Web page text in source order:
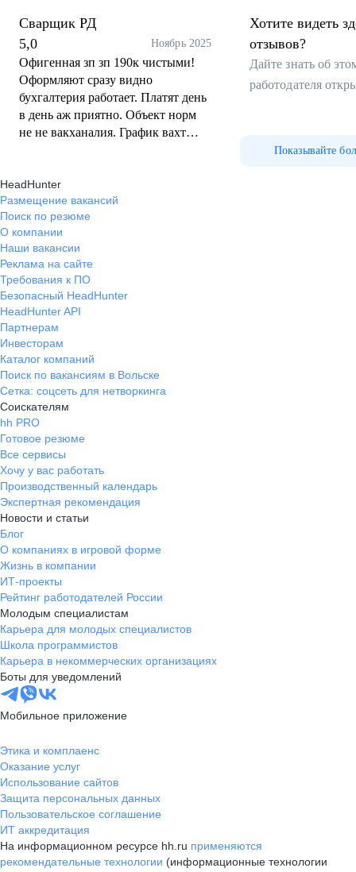
Сварщик РД
5,0
Ноябрь 2025
Офигенная зп зп 190к чистыми!
Оформляют сразу видно
бухгалтерия работает. Платят день
в день аж приятно. Объект норм
не не вакханалия. График вахт
перчатки не экономят. звонили
чётко всё обьяснили без воды.
Хотите видеть
отзывов?
Дайте знать об
работодателя
Показывайте
HeadHunter
Размещение вакансий
Поиск по резюме
О компании
Наши вакансии
Реклама на сайте
Требования к ПО
Безопасный HeadHunter
HeadHunter API
Партнерам
Инвесторам
Каталог компаний
Поиск по вакансиям в Вольске
Сетка: соцсеть для нетворкинга
Соискателям
hh PRO
Готовое резюме
Все сервисы
Хочу у вас работать
Производственный календарь
Экспертная рекомендация
Новости и статьи
Блог
О компаниях в игровой форме
Жизнь в компании
ИТ-проекты
Рейтинг работодателей России
Молодым специалистам
Карьера для молодых специалистов
Школа программистов
Карьера в некоммерческих организациях
Боты для уведомлений
Мобильное приложение
Этика и комплаенс
Оказание услуг
Использование сайтов
Защита персональных данных
Пользовательское соглашение
ИТ аккредитация
На информационном ресурсе hh.ru применяются
рекомендательные технологии (информационные технологии